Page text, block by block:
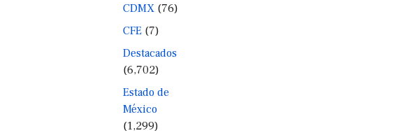
CDMX (76)
CFE (7)
Destacados
(6,702)
Estado de
México
(1,299)